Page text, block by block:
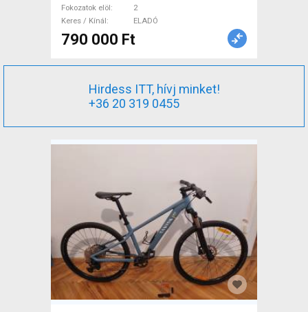
Fokozatok elöl
2
Keres / Kínál
ELADÓ
790 000 Ft
Hirdess ITT, hívj minket!
+36 20 319 0455